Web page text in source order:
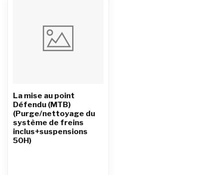
La mise au point
Défendu (MTB)
(Purge/nettoyage du
système de freins
inclus+suspensions
50H)